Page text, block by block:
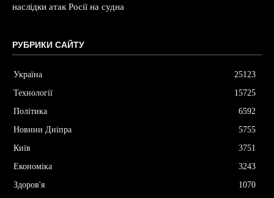
наслідки атак Росії на судна
РУБРИКИ САЙТУ
Україна
25123
Технології
15725
Політика
6592
Новини Дніпра
5755
Київ
3751
Економіка
3243
Здоров'я
1070